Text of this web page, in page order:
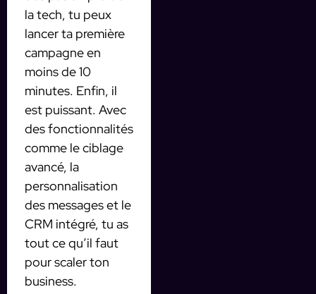
la tech, tu peux
lancer ta première
campagne en
moins de 10
minutes. Enfin, il
est puissant. Avec
des fonctionnalités
comme le ciblage
avancé, la
personnalisation
des messages et le
CRM intégré, tu as
tout ce qu’il faut
pour scaler ton
business.